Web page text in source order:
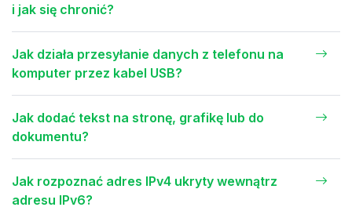
i jak się chronić?
Jak działa przesyłanie danych z telefonu na
komputer przez kabel USB?
Jak dodać tekst na stronę, grafikę lub do
dokumentu?
Jak rozpoznać adres IPv4 ukryty wewnątrz
adresu IPv6?